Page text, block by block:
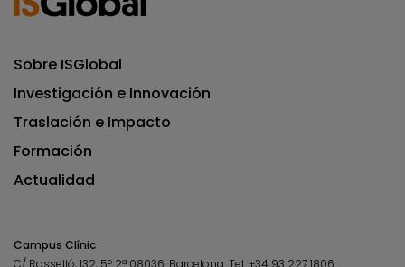
Sobre ISGlobal
Investigación e Innovación
Traslación e Impacto
Formación
Actualidad
Campus Clínic
C/ Rosselló, 132, 5º 2ª 08036. Barcelona.Tel.+34 93 227 1806